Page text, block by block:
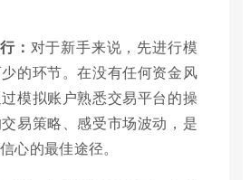
： 对于新手来说，先进行模
的环节。在没有任何资金风
模拟账户熟悉交易平台的操
易策略、感受市场波动，是
心的最佳途径。